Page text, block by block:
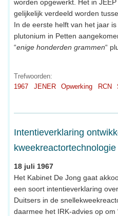
worden opgewerkt. Het in
gelijkelijk verdeeld worden
In de eerste helft van het jaar is
plutonium in Petten
“enige honderden grammen“
Trefwoorden:
1967
JENER Opwerking RCN
Intentieverklaring
kweekreactortechnologie
18 juli 1967
Het Kabinet De Jong gaat
een soort intentieverklaring
Duitsers in de
daarmee het IRK-advies op om